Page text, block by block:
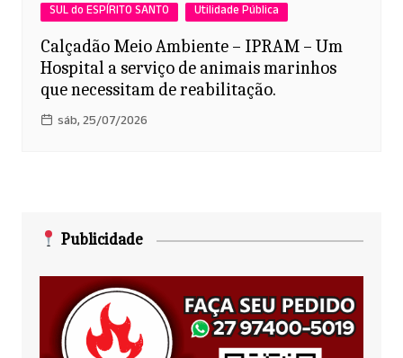
SUL do ESPÍRITO SANTO
Utilidade Pública
Calçadão Meio Ambiente – IPRAM – Um
Hospital a serviço de animais marinhos
que necessitam de reabilitação.
sáb, 25/07/2026
Publicidade